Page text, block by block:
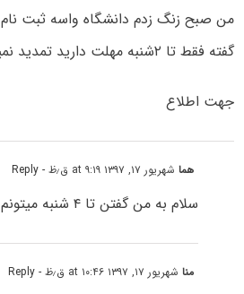
من صبح زنگ زدم دانشگاه واسه ثبت نام
گفته فقط تا ۲شنبه مهلت دارید تمدید نمیشه
جهت اطلاع
هماشهریور ۱۷, ۱۳۹۷ at ۹:۱۹ ق٫ظ - Reply
سلام به من گفتن تا ۴ شنبه میتونم
مناشهریور ۱۷, ۱۳۹۷ at ۱۰:۴۶ ق٫ظ - Reply